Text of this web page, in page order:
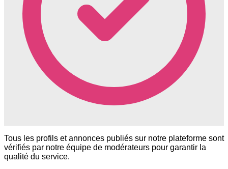
Tous les profils et annonces publiés sur notre plateforme sont
vérifiés par notre équipe de modérateurs pour garantir la
qualité du service.